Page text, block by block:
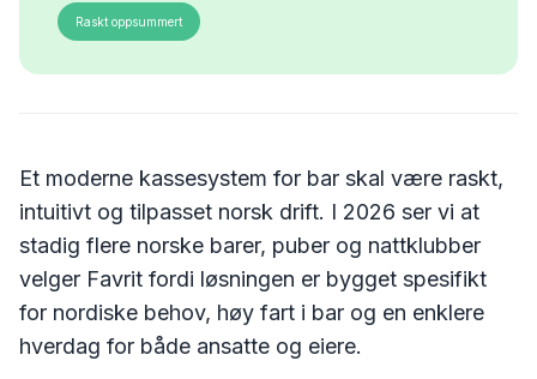
Raskt oppsummert
Et moderne kassesystem for bar skal være raskt,
intuitivt og tilpasset norsk drift. I 2026 ser vi at
stadig flere norske barer, puber og nattklubber
velger Favrit fordi løsningen er bygget spesifikt
for nordiske behov, høy fart i bar og en enklere
hverdag for både ansatte og eiere.